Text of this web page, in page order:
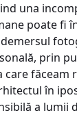
una
poate fi
prin
care făceam
în
a lumii